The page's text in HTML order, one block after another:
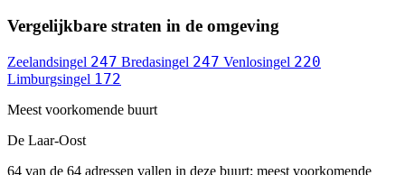
Vergelijkbare straten in de omgeving
Zeelandsingel 247 Bredasingel 247 Venlosingel 220
Limburgsingel 172
Meest voorkomende buurt
De Laar-Oost
64 van de 64 adressen vallen in deze buurt; meest voorkomende